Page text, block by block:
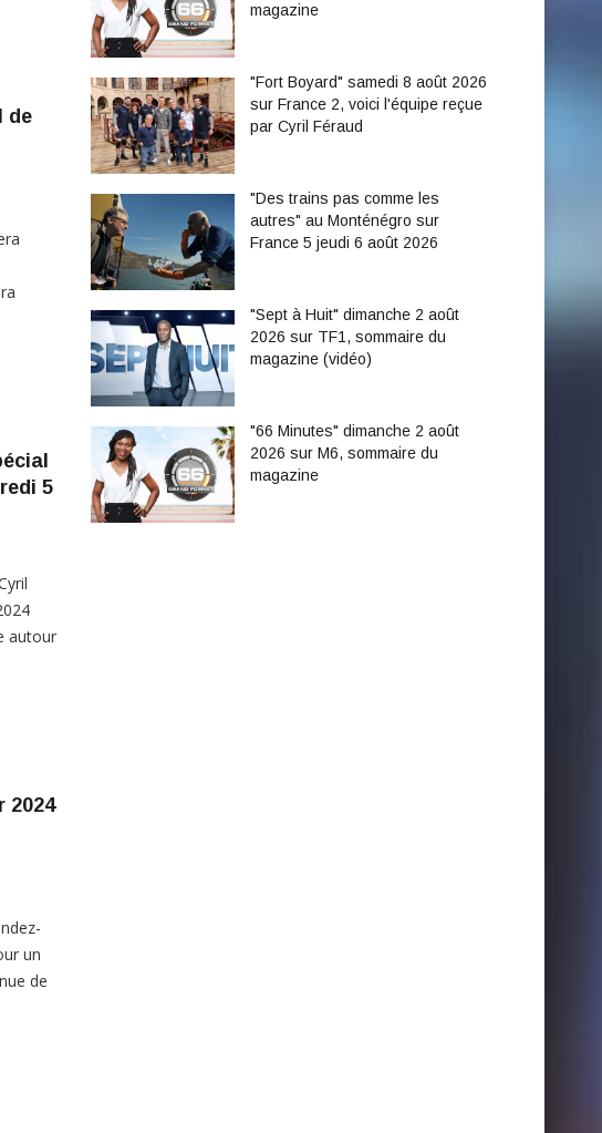
de
5
autour
2024
un
de
magazine
"Fort Boyard" samedi 8 août 2026
sur France 2, voici l'équipe reçue
par Cyril Féraud
"Des trains pas comme les
autres" au Monténégro sur
France 5 jeudi 6 août 2026
"Sept à Huit" dimanche 2 août
2026 sur TF1, sommaire du
magazine (vidéo)
"66 Minutes" dimanche 2 août
2026 sur M6, sommaire du
magazine